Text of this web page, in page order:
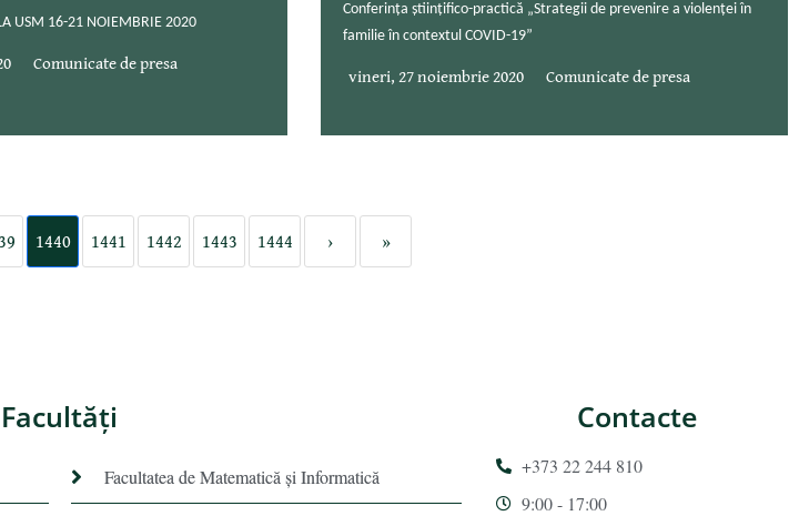
USM 16-21 NOIEMBRIE 2020
Comunicate de presa
Conferința ştiinţifico-practică „Strategii de prevenire a violenței în
familie în contextul COVID-19”
vineri, 27 noiembrie 2020 Comunicate de presa
1440 1441 1442 1443 1444 › »
Facultăţi
Facultatea de Matematică şi Informatică
Contacte
+373 22 244 810
9:00 - 17:00